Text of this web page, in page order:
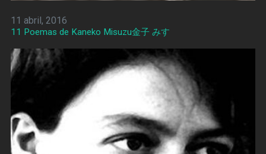
11 abril, 2016
11 Poemas de Kaneko Misuzu金子 みすゞ